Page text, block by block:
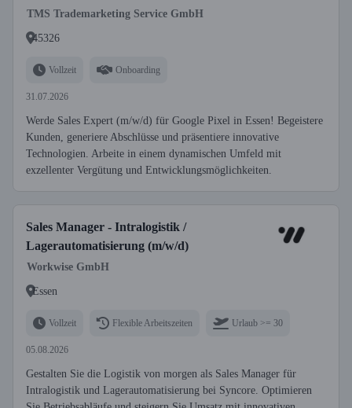
TMS Trademarketing Service GmbH
45326
Vollzeit Onboarding
31.07.2026
Werde Sales Expert (m/w/d) für Google Pixel in Essen! Begeistere
Kunden, generiere Abschlüsse und präsentiere innovative
Technologien. Arbeite in einem dynamischen Umfeld mit
exzellenter Vergütung und Entwicklungsmöglichkeiten.
Sales Manager - Intralogistik /
Lagerautomatisierung (m/w/d)
Workwise GmbH
Essen
Vollzeit Flexible Arbeitszeiten Urlaub >= 30
05.08.2026
Gestalten Sie die Logistik von morgen als Sales Manager für
Intralogistik und Lagerautomatisierung bei Syncore. Optimieren